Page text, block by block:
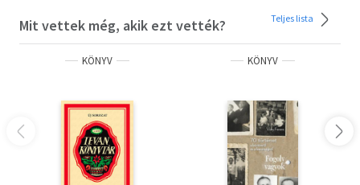
Mit vettek még, akik ezt vették? Teljes lista
KÖNYV KÖNYV